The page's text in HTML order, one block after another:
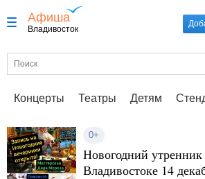
Афиша
Владивосток
Концерты Театры Детям
0+
Новогодний
Владивостоке 14